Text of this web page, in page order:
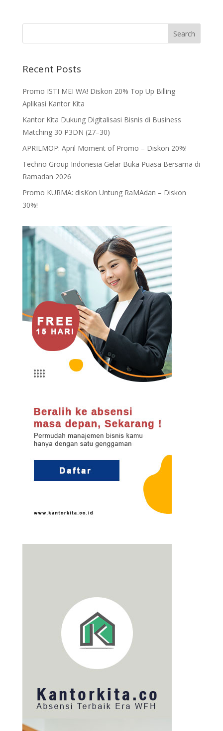
Recent Posts
Promo ISTI MEI WA! Diskon 20% Top Up Billing
Aplikasi Kantor Kita
Kantor Kita Dukung Digitalisasi Bisnis di Business
Matching 30 P3DN (27–30)
APRILMOP: April Moment of Promo – Diskon 20%!
Techno Group Indonesia Gelar Buka Puasa Bersama di
Ramadan 2026
Promo KURMA: disKon Untung RaMAdan – Diskon
30%!